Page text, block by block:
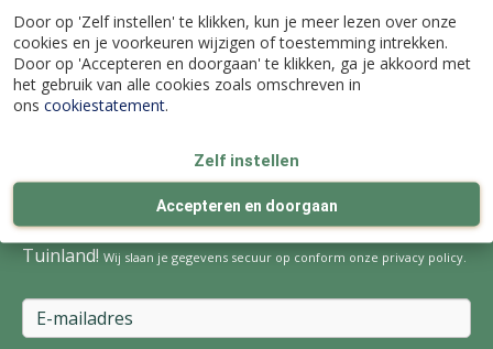
Door op 'Zelf instellen' te klikken, kun je meer lezen over onze
cookies en je voorkeuren wijzigen of toestemming intrekken.
Door op 'Accepteren en doorgaan' te klikken, ga je akkoord met
het gebruik van alle cookies zoals omschreven in
ons cookiestatement.
Zelf instellen
Accepteren en doorgaan
Contact
Volg ons nu op:
Schrijf je nu in en blijf altijd op de hoogte van de
laatste kortingsacties, weetjes en activiteiten bij
Tuinland! Wij slaan je gegevens secuur op conform onze privacy policy.